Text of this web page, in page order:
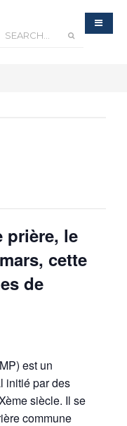
prière, le
cette
de
est un
initié par des
siècle. Il se
commune